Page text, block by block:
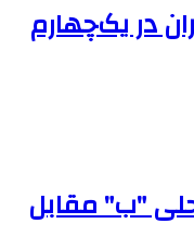
در یک‌چهارم
"ب" مقابل